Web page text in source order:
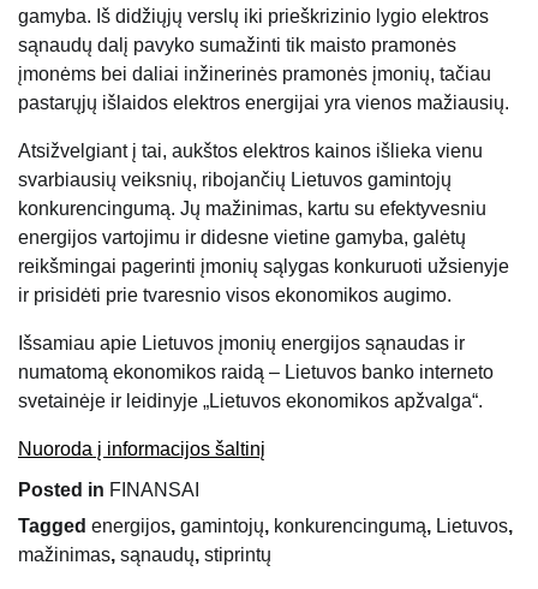
gamyba. Iš didžiųjų verslų iki prieškrizinio lygio elektros
sąnaudų dalį pavyko sumažinti tik maisto pramonės
įmonėms bei daliai inžinerinės pramonės įmonių, tačiau
pastarųjų išlaidos elektros energijai yra vienos mažiausių.
Atsižvelgiant į tai, aukštos elektros kainos išlieka vienu
svarbiausių veiksnių, ribojančių Lietuvos gamintojų
konkurencingumą. Jų mažinimas, kartu su efektyvesniu
energijos vartojimu ir didesne vietine gamyba, galėtų
reikšmingai pagerinti įmonių sąlygas konkuruoti užsienyje
ir prisidėti prie tvaresnio visos ekonomikos augimo.
Išsamiau apie Lietuvos įmonių energijos sąnaudas ir
numatomą ekonomikos raidą – Lietuvos banko interneto
svetainėje ir leidinyje „Lietuvos ekonomikos apžvalga“.
Nuoroda į informacijos šaltinį
Posted in FINANSAI
Tagged energijos, gamintojų, konkurencingumą, Lietuvos,
mažinimas, sąnaudų, stiprintų